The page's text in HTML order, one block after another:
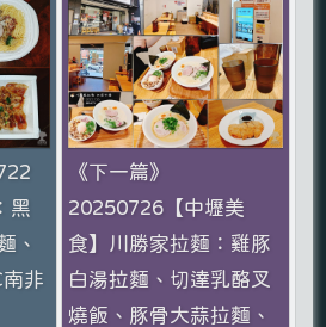
黑
、
非
《下一篇》
20250726【中壢美
食】川勝家拉麵：雞豚
白湯拉麵、切達乳酪叉
燒飯、豚骨大蒜拉麵、